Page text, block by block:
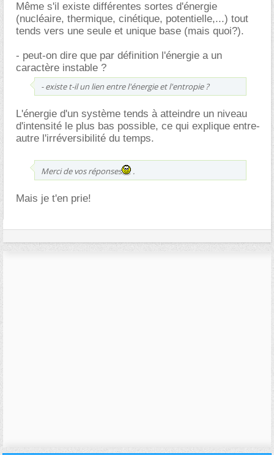
Même s'il existe différentes sortes d'énergie
(nucléaire, thermique, cinétique, potentielle,...) tout
tends vers une seule et unique base (mais quoi?).
- peut-on dire que par définition l'énergie a un
caractère instable ?
- existe t-il un lien entre l'énergie et l'entropie ?
L'énergie d'un système tends à atteindre un niveau
d'intensité le plus bas possible, ce qui explique entre-
autre l'irréversibilité du temps.
Merci de vos réponses .
Mais je t'en prie!